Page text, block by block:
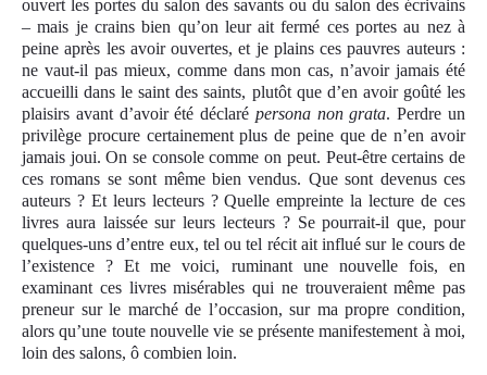
ouvert les portes du salon des savants ou du salon des écrivains
– mais je crains bien qu’on leur ait fermé ces portes au nez à
peine après les avoir ouvertes, et je plains ces pauvres auteurs :
ne vaut-il pas mieux, comme dans mon cas, n’avoir jamais été
accueilli dans le saint des saints, plutôt que d’en avoir goûté les
plaisirs avant d’avoir été déclaré persona non grata. Perdre un
privilège procure certainement plus de peine que de n’en avoir
jamais joui. On se console comme on peut. Peut-être certains de
ces romans se sont même bien vendus. Que sont devenus ces
auteurs ? Et leurs lecteurs ? Quelle empreinte la lecture de ces
livres aura laisséesur leurs lecteurs ? Se pourrait-il que, pour
quelques-uns d’entre eux, tel ou tel récit ait influé sur le cours de
l’existence ? Et me voici, ruminant une nouvelle fois, en
examinant ces livres misérables qui ne trouveraient même pas
preneur sur le marché de l’occasion, sur ma propre condition,
alors qu’une toute nouvelle vie se présente manifestement à moi,
loin des salons, ô combien loin.